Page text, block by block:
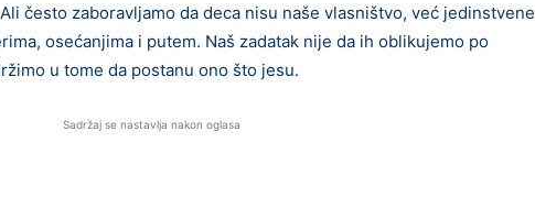
često zaboravljamo da deca nisu naše vlasništvo, već jedinstvene
osećanjima i putem. Naš zadatak nije da ih oblikujemo po
u tome da postanu ono što jesu.
Sadržaj se nastavlja nakon oglasa